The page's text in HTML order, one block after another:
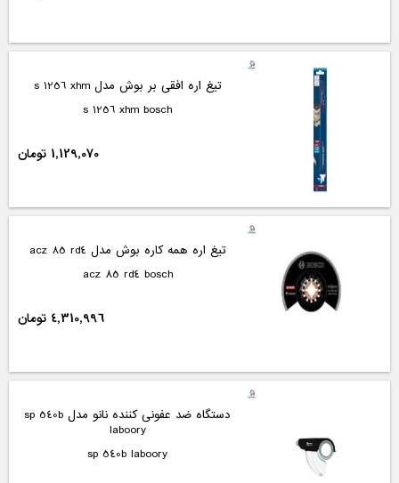
تیغ اره افقی بر بوش مدل s 1256 xhm
s 1256 xhm bosch
1,129,070 تومان
تیغ اره همه کاره بوش مدل acz 85 rd4
acz 85 rd4 bosch
4,310,996 تومان
دستگاه ضد عفونی کننده نانو مدل sp 540b
laboory
sp 540b laboory